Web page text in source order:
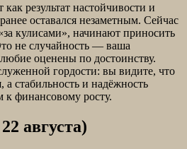
результат настойчивости и
оставался незаметным. Сейчас
кулисами», начинают приносить
не случайность — ваша
оценены по достоинству.
гордости: вы видите, что
стабильность и надёжность
к финансовому росту.
августа)